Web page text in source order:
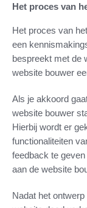
Het proces van
Het proces van
een
bespreekt met de
website bouwer
Als je akkoord
website bouwer
Hierbij wordt er
functionaliteiten
feedback te
aan de website
Nadat het